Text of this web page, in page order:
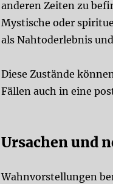
anderen Zeiten zu
Mystische oder
als Nahtoderlebnis
Diese Zustände
Fällen auch in eine
Ursachen und
Wahnvorstellungen